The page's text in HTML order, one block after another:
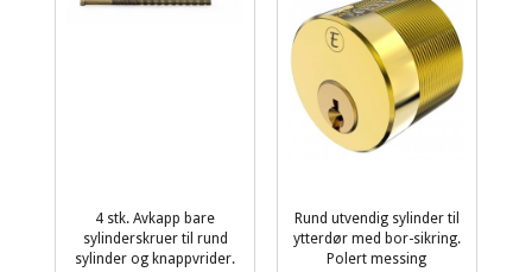
4 stk. Avkapp bare
sylinderskruer til rund
sylinder og knappvrider.
Rund utvendig sylinder til
ytterdør med bor-sikring.
Polert messing